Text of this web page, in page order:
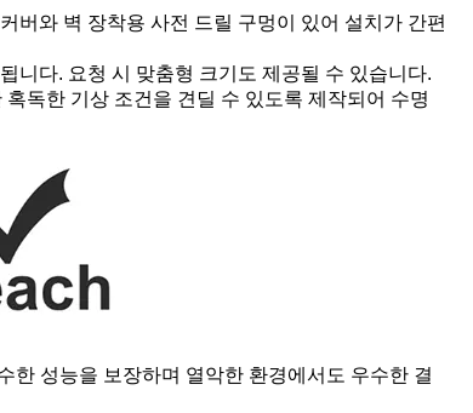
버와 벽 장착용 사전 드릴 구멍이 있어 설치가 간편
니다. 요청 시 맞춤형 크기도 제공될 수 있습니다.
독한 기상 조건을 견딜 수 있도록 제작되어 수명
한 성능을 보장하며 열악한 환경에서도 우수한 결